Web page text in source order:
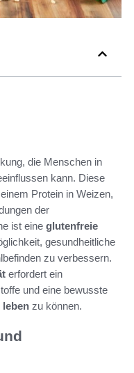
die Menschen in
kann. Diese
Protein in Weizen,
der
ist eine glutenfreie
gesundheitliche
zu verbessern.
erfordert ein
und eine bewusste
zu können.